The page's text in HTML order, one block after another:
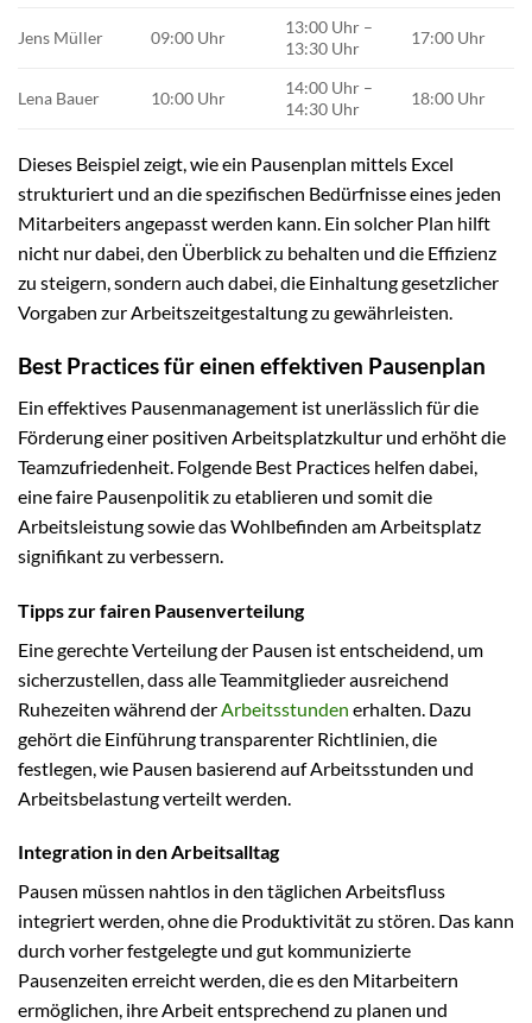
Jens Müller 09:00 Uhr
13:00 Uhr –
13:30 Uhr
17:00 Uhr
Lena Bauer 10:00 Uhr
14:00 Uhr –
14:30 Uhr
18:00 Uhr
Dieses Beispiel zeigt, wie ein Pausenplan mittels Excel
strukturiert und an die spezifischen Bedürfnisse eines jeden
Mitarbeiters angepasst werden kann. Ein solcher Plan hilft
nicht nur dabei, den Überblick zu behalten und die Effizienz
zu steigern, sondern auch dabei, die Einhaltung gesetzlicher
Vorgaben zur Arbeitszeitgestaltung zu gewährleisten.
Best Practices für einen effektiven Pausenplan
Ein effektives Pausenmanagement ist unerlässlich für die
Förderung einer positiven Arbeitsplatzkultur und erhöht die
Teamzufriedenheit. Folgende Best Practices helfen dabei,
eine faire Pausenpolitik zu etablieren und somit die
Arbeitsleistung sowie das Wohlbefinden am Arbeitsplatz
signifikant zu verbessern.
Tipps zur fairen Pausenverteilung
Eine gerechte Verteilung der Pausen ist entscheidend, um
sicherzustellen, dass alle Teammitglieder ausreichend
Ruhezeiten während der Arbeitsstunden erhalten. Dazu
gehört die Einführung transparenter Richtlinien, die
festlegen, wie Pausen basierend auf Arbeitsstunden und
Arbeitsbelastung verteilt werden.
Integration in den Arbeitsalltag
Pausen müssen nahtlos in den täglichen Arbeitsfluss
integriert werden, ohne die Produktivität zu stören. Das kann
durch vorher festgelegte und gut kommunizierte
Pausenzeiten erreicht werden, die es den Mitarbeitern
ermöglichen, ihre Arbeit entsprechend zu planen und